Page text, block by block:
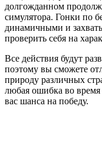
долгожданном
симулятора. Гонки по
динамичными и
проверить себя на
Все действия будут
поэтому вы сможете
природу различных
любая ошибка во время
вас шанса на победу.